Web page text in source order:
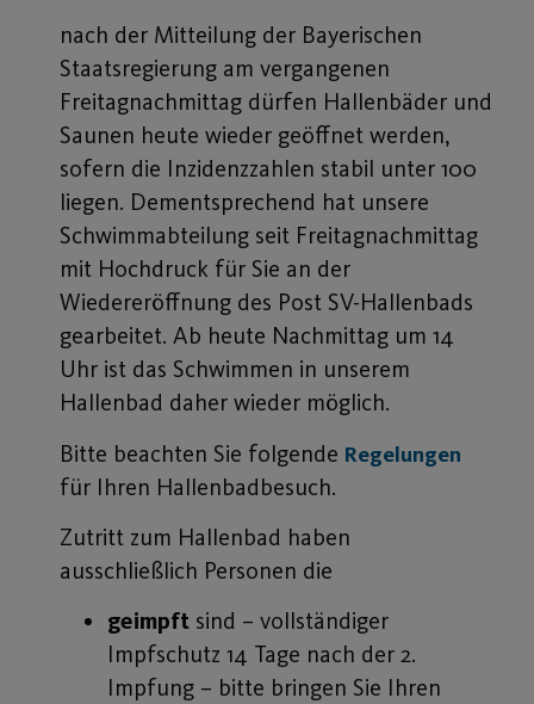
nach der Mitteilung der Bayerischen
Staatsregierung am vergangenen
Freitagnachmittag dürfen Hallenbäder und
Saunen heute wieder geöffnet werden,
sofern die Inzidenzzahlen stabil unter 100
liegen. Dementsprechend hat unsere
Schwimmabteilung seit Freitagnachmittag
mit Hochdruck für Sie an der
Wiedereröffnung des Post SV-Hallenbads
gearbeitet. Ab heute Nachmittag um 14
Uhr ist das Schwimmen in unserem
Hallenbad daher wieder möglich.
Bitte beachten Sie folgende Regelungen
für Ihren Hallenbadbesuch.
Zutritt zum Hallenbad haben
ausschließlich Personen die
geimpft sind – vollständiger
Impfschutz 14 Tage nach der 2.
Impfung – bitte bringen Sie Ihren